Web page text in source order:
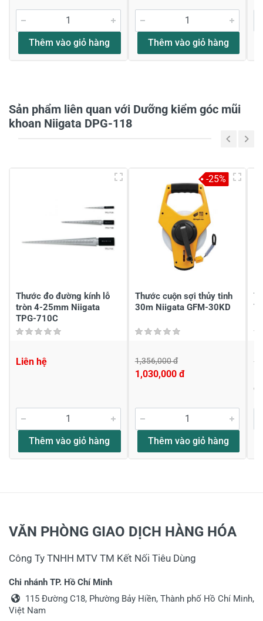
Đánh giá sao
Tiêu đề của nhận xét *
Thêm vào giỏ hàng Thêm vào giỏ hàng
Sản phẩm liên quan với Dưỡng kiểm góc mũi
khoan Niigata DPG-118
Thước đo đường kính lỗ
tròn 4-25mm Niigata
TPG-710C
Liên hệ
Thêm vào giỏ hàng
Thước cuộn sợi thủy tinh
30m Niigata GFM-30KD
1,356,000 đ
1,030,000 đ
Thêm vào giỏ hàng
-25%
VĂN PHÒNG GIAO DỊCH HÀNG HÓA
Công Ty TNHH MTV TM Kết Nối Tiêu Dùng
Chi nhánh TP. Hồ Chí Minh
115 Đường C18, Phường Bảy Hiền, Thành phố Hồ Chí Minh,
Việt Nam